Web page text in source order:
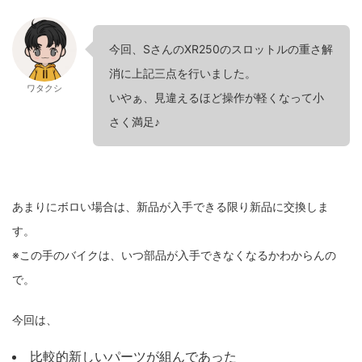
ワタクシ
今回、SさんのXR250のスロットルの重さ解
消に上記三点を行いました。
いやぁ、見違えるほど操作が軽くなって小
さく満足♪
あまりにボロい場合は、新品が入手できる限り新品に交換しま
す。
※この手のバイクは、いつ部品が入手できなくなるかわからんの
で。
今回は、
比較的新しいパーツが組んであった